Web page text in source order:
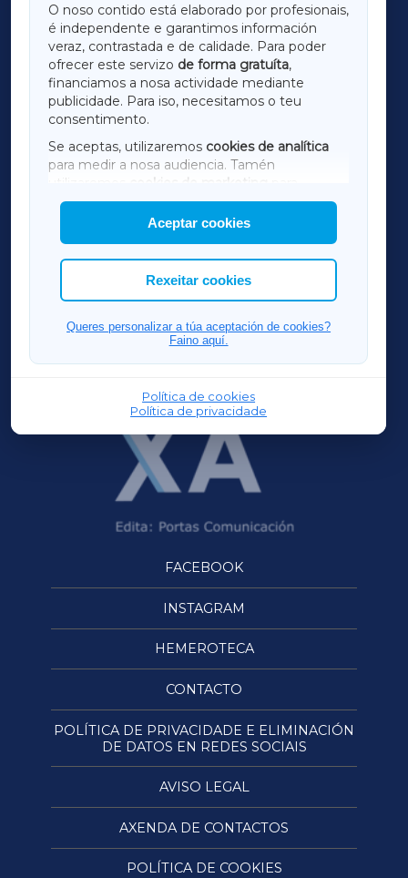
O noso contido está elaborado por profesionais,
é independente e garantimos información
veraz, contrastada e de calidade. Para poder
ofrecer este servizo de forma gratuíta,
financiamos a nosa actividade mediante
publicidade. Para iso, necesitamos o teu
consentimento.
Se aceptas, utilizaremos cookies de analítica
para medir a nosa audiencia. Tamén
utilizaremos
cookies de marketing
mostrar publicidade de terceiros.
Así mesmo, podes personalizar a elección das
cookies que desexas permitir.
Aceptar cookies
Rexeitar cookies
Queres personalizar a túa aceptación de cookies?
Faino aquí.
Política de cookies
Política de privacidade
LUGOXA
TERRACHAXA
AMARIÑAXA
RIBEIRASACRAXA
ACORUÑAXA
FERROLXA
OURENSEXA
FACEBOOK
INSTAGRAM
HEMEROTECA
CONTACTO
POLÍTICA DE PRIVACIDADE E ELIMINACIÓN
DE DATOS EN REDES SOCIAIS
AVISO LEGAL
AXENDA DE CONTACTOS
POLÍTICA DE COOKIES